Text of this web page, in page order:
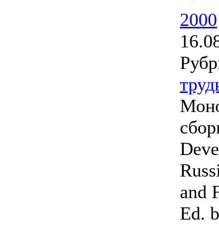
2000
and
Ed.